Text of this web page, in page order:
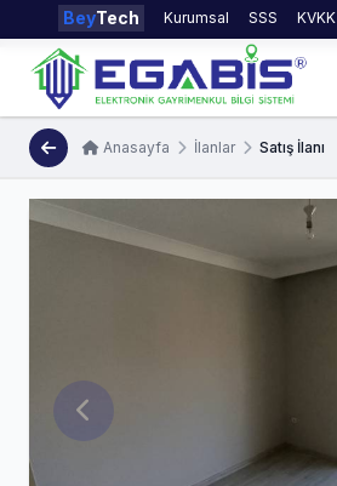
BeyTech Kurumsal SSS KVKK
Anasayfa İlanlar Satış İlanı